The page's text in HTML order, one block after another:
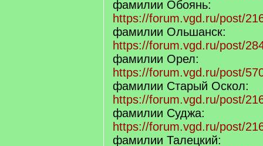
фамилии Обоянь:
https://forum.vgd.ru/post/
фамилии Ольшанск:
https://forum.vgd.ru/post/
фамилии Орел:
https://forum.vgd.ru/post/
фамилии Старый Оскол:
https://forum.vgd.ru/post/
фамилии Суджа:
https://forum.vgd.ru/post/
фамилии Талецкий: